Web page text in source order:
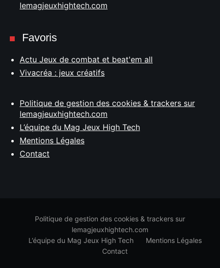
lemagjeuxhightech.com
Favoris
Actu Jeux de combat et beat'em all
Vivacréa : jeux créatifs
Politique de gestion des cookies & trackers sur
lemagjeuxhightech.com
L’équipe du Mag Jeux High Tech
Mentions Légales
Contact
Politique de gestion des cookies & trackers sur
lemagjeuxhightech.com
L’équipe du Mag Jeux High Tech
Mentions Légales
Contact